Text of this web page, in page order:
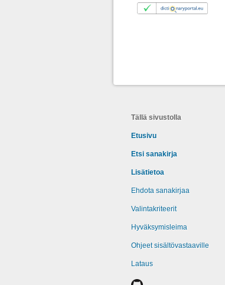
Tällä sivustolla
Etusivu
Etsi sanakirja
Lisätietoa
Ehdota sanakirjaa
Valintakriteerit
Hyväksymisleima
Ohjeet sisältövastaaville
Lataus